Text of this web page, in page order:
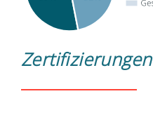
Zertifizierungen